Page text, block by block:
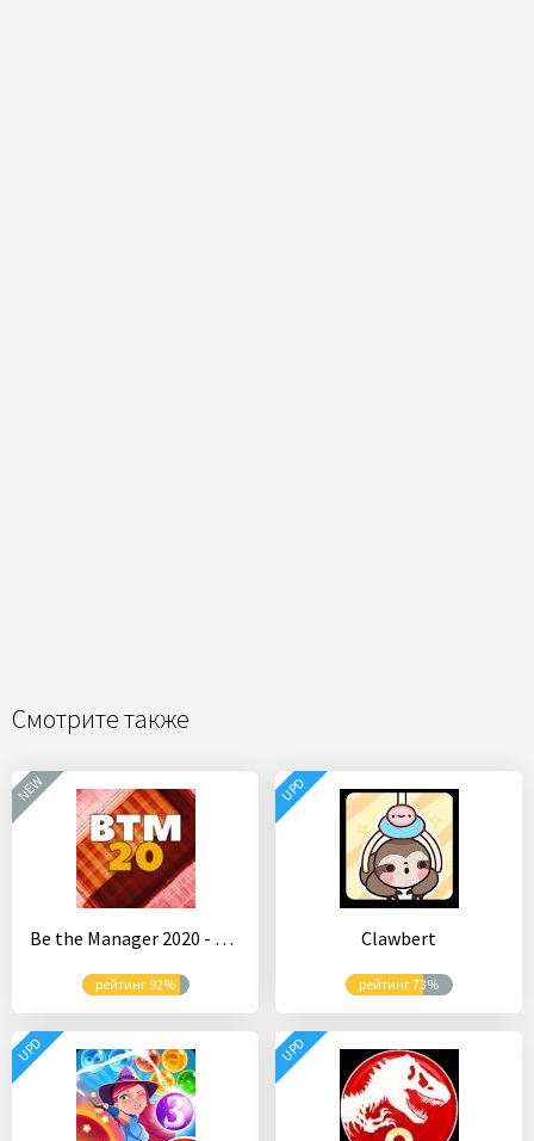
Смотрите также
Be the Manager 2020 - Football Strategy
рейтинг 92%
NEW
Clawbert
рейтинг 73%
UPD
UPD UPD